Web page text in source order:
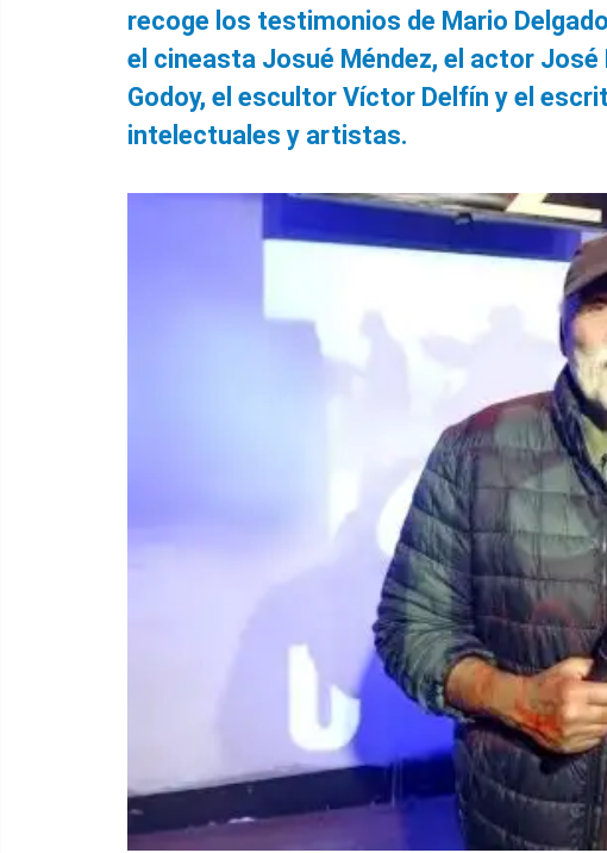
recoge los testimonios de Mario
el cineasta Josué Méndez, el actor
Godoy, el escultor Víctor Delfín y el
intelectuales y artistas.